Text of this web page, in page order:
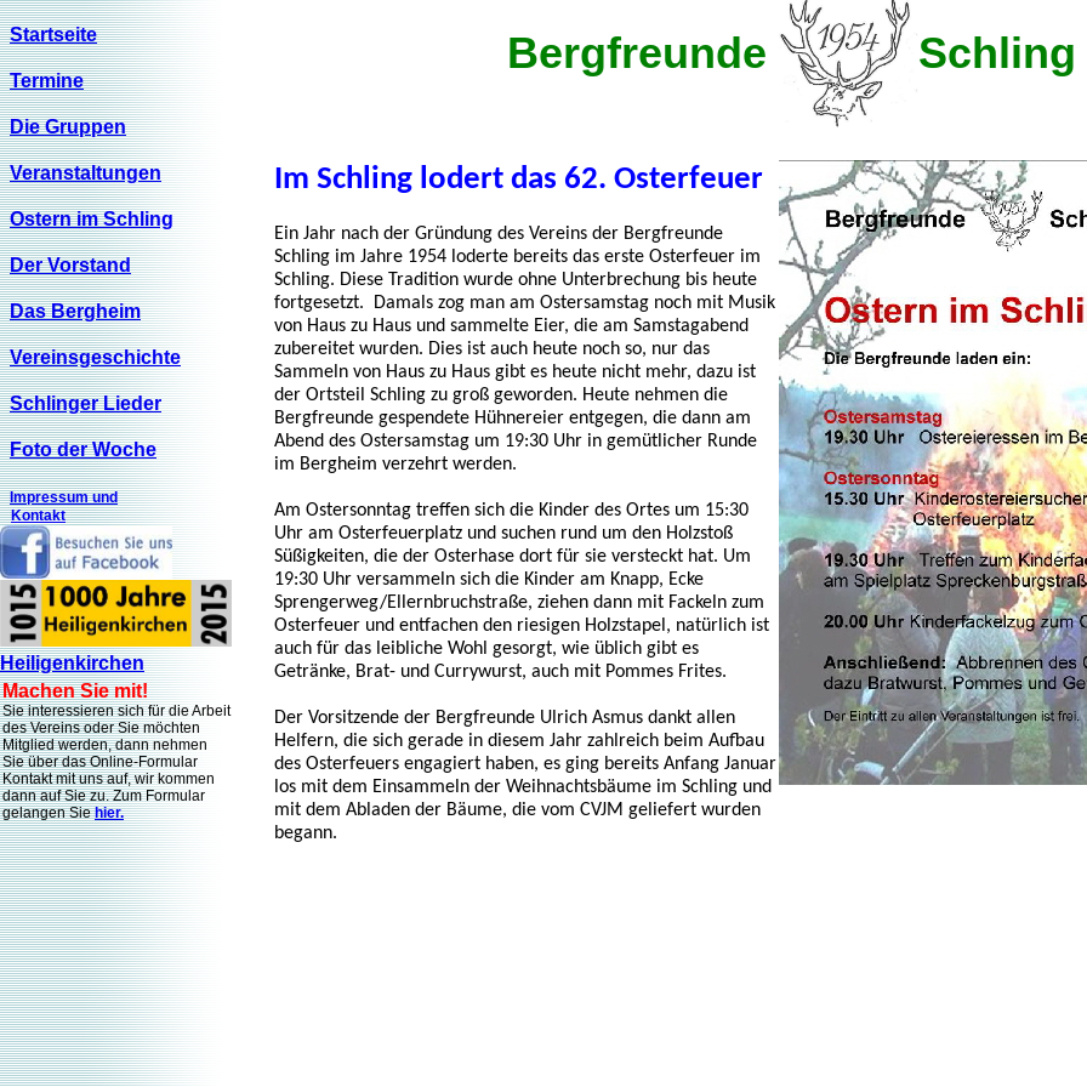
Startseite
Termine
Die Gruppen
Veranstaltungen
Ostern im Schling
Der Vorstand
Das Bergheim
Vereinsgeschichte
Schlinger Lieder
Foto der Woche
Impressum und
Kontakt
Heiligenkirchen
Machen Sie mit!
Sie interessieren sich für die Arbeit
des Vereins oder Sie möchten
Mitglied werden, dann nehmen
Sie über das Online-Formular
Kontakt mit uns auf, wir kommen
dann auf Sie zu. Zum Formular
gelangen Siehier.
Bergfreunde Schling
Im Schling lodert das 62. Osterfeuer
Ein Jahr nach der Gründung des Vereins der Bergfreunde
Schling im Jahre 1954 loderte bereits das erste Osterfeuer im
Schling. Diese Tradition wurde ohne Unterbrechung bis heute
fortgesetzt. Damals zog man am Ostersamstag noch mit Musik
von Haus zu Haus und sammelte Eier, die am Samstagabend
zubereitet wurden. Dies ist auch heute noch so, nur das
Sammeln von Haus zu Haus gibt es heute nicht mehr, dazu ist
der Ortsteil Schling zu groß geworden. Heute nehmen die
Bergfreunde gespendete Hühnereier entgegen, die dann am
Abend des Ostersamstag um 19:30 Uhr in gemütlicher Runde
im Bergheim verzehrt werden.
Am Ostersonntag treffen sich die Kinder des Ortes um 15:30
Uhr am Osterfeuerplatz und suchen rund um den Holzstoß
Süßigkeiten, die der Osterhase dort für sie versteckt hat. Um
19:30 Uhr versammeln sich die Kinder am Knapp, Ecke
Sprengerweg/Ellernbruchstraße, ziehen dann mit Fackeln zum
Osterfeuer und entfachen den riesigen Holzstapel, natürlich ist
auch für das leibliche Wohl gesorgt, wie üblich gibt es
Getränke, Brat- und Currywurst, auch mit Pommes Frites.
Der Vorsitzende der Bergfreunde Ulrich Asmus dankt allen
Helfern, die sich gerade in diesem Jahr zahlreich beim Aufbau
des Osterfeuers engagiert haben, es ging bereits Anfang Januar
los mit dem Einsammeln der Weihnachtsbäume im Schling und
mit dem Abladen der Bäume, die vom CVJM geliefert wurden
begann.